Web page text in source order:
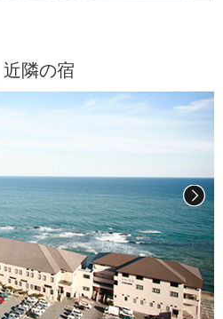
近隣の宿